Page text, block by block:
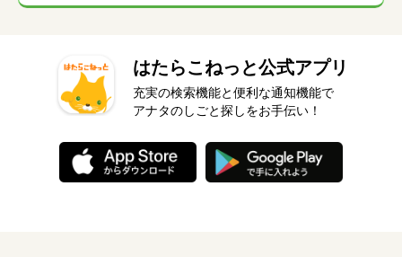
はたらこねっと公式アプリ
充実の検索機能と便利な通知機能で
アナタのしごと探しをお手伝い！